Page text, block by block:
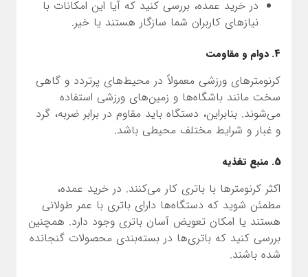
در خرید عمده، بررسی کنید که آیا این امکانات با
نیازهای کاربران شما سازگار هستند یا خیر.
4. دوام و مقاومت
کرنومترهای ورزشی معمولاً در محیط‌های پرتردد و گاهی
سخت مانند باشگاه‌ها و زمین‌های ورزشی استفاده
می‌شوند. بنابراین، دستگاه باید مقاوم در برابر ضربه، گرد
و غبار و شرایط مختلف محیطی باشد.
5. منبع تغذیه
اکثر کرنومترها با باتری کار می‌کنند. در خرید عمده،
مطمئن شوید که دستگاه‌ها دارای باتری با عمر طولانی
هستند یا امکان تعویض آسان باتری وجود دارد. همچنین
بررسی کنید که باتری‌ها در بسته‌بندی محصولات گنجانده
شده باشند.